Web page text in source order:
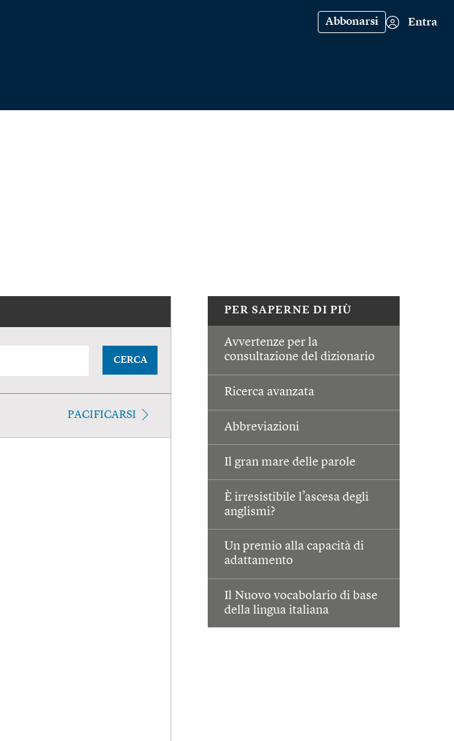
Abbonarsi Entra
PER SAPERNE DI PIÙ
Avvertenze per la
consultazione del dizionario
Ricerca avanzata
Abbreviazioni
Il gran mare delle parole
È irresistibile l’ascesa degli
anglismi?
Un premio alla capacità di
adattamento
Il Nuovo vocabolario di base
della lingua italiana
CERCA
PACIFICARSI